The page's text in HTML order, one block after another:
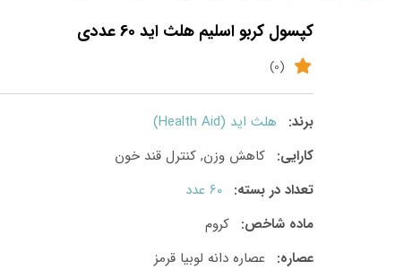
کپسول کربو اسلیم هلث اید 60 عددی
(0)
برند:
هلث اید (Health Aid)
کارایی: کاهش وزن, کنترل قند خون
تعداد در بسته: 60 عدد
ماده شاخص: کروم
عصاره: عصاره دانه لوبیا قرمز